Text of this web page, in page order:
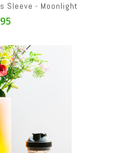
Sleeve - Moonlight